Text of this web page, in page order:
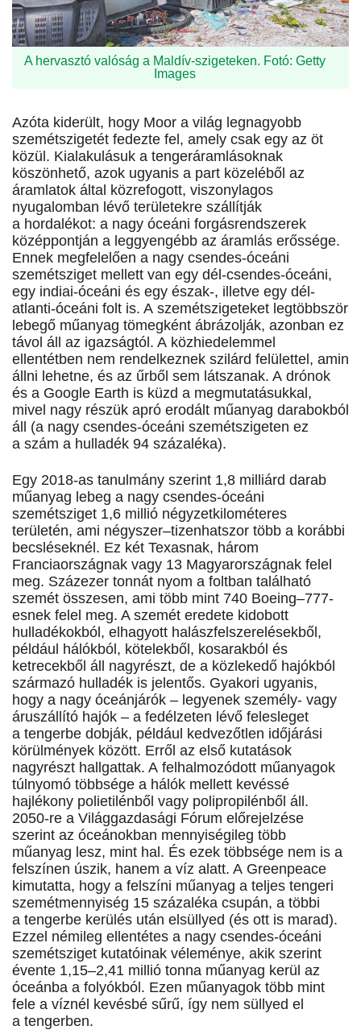
A hervasztó valóság a Maldív-szigeteken. Fotó: Getty
Images
Azóta kiderült, hogy Moor a világ legnagyobb
szemétszigetét fedezte fel, amely csak egy az öt
közül. Kialakulásuk a tengeráramlásoknak
köszönhető, azok ugyanis a part közeléből az
áramlatok által közrefogott, viszonylagos
nyugalomban lévő területekre szállítják
a hordalékot: a nagy óceáni forgásrendszerek
középpontján a leggyengébb az áramlás erőssége.
Ennek megfelelően a nagy csendes-óceáni
szemétsziget mellett van egy dél-csendes-óceáni,
egy indiai-óceáni és egy észak-, illetve egy dél-
atlanti-óceáni folt is. A szemétszigeteket legtöbbször
lebegő műanyag tömegként ábrázolják, azonban ez
távol áll az igazságtól. A közhiedelemmel
ellentétben nem rendelkeznek szilárd felülettel, amin
állni lehetne, és az űrből sem látszanak. A drónok
és a Google Earth is küzd a megmutatásukkal,
mivel nagy részük apró erodált műanyag darabokból
áll (a nagy csendes-óceáni szemétszigeten ez
a szám a hulladék 94 százaléka).
Egy 2018-as tanulmány szerint 1,8 milliárd darab
műanyag lebeg a nagy csendes-óceáni
szemétsziget 1,6 millió négyzetkilométeres
területén, ami négyszer–tizenhatszor több a korábbi
becsléseknél. Ez két Texasnak, három
Franciaországnak vagy 13 Magyarországnak felel
meg. Százezer tonnát nyom a foltban található
szemét összesen, ami több mint 740 Boeing–777-
esnek felel meg. A szemét eredete kidobott
hulladékokból, elhagyott halászfelszerelésekből,
például hálókból, kötelekből, kosarakból és
ketrecekből áll nagyrészt, de a közlekedő hajókból
származó hulladék is jelentős. Gyakori ugyanis,
hogy a nagy óceánjárók – legyenek személy- vagy
áruszállító hajók – a fedélzeten lévő felesleget
a tengerbe dobják, például kedvezőtlen időjárási
körülmények között. Erről az első kutatások
nagyrészt hallgattak. A felhalmozódott műanyagok
túlnyomó többsége a hálók mellett kevéssé
hajlékony polietilénből vagy polipropilénből áll.
2050-re a Világgazdasági Fórum előrejelzése
szerint az óceánokban mennyiségileg több
műanyag lesz, mint hal. És ezek többsége nem is a
felszínen úszik, hanem a víz alatt. A Greenpeace
kimutatta, hogy a felszíni műanyag a teljes tengeri
szemétmennyiség 15 százaléka csupán, a többi
a tengerbe kerülés után elsüllyed (és ott is marad).
Ezzel némileg ellentétes a nagy csendes-óceáni
szemétsziget kutatóinak véleménye, akik szerint
évente 1,15–2,41 millió tonna műanyag kerül az
óceánba a folyókból. Ezen műanyagok több mint
fele a víznél kevésbé sűrű, így nem süllyed el
a tengerben.